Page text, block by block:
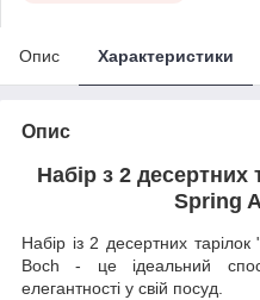
Опис Характеристики
Опис
Набір з 2 десертних
Spring
Набір із 2 десертних
Boch - це ідеальний
елегантності у свій посуд.